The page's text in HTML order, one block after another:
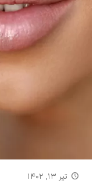
تیر ۱۳, ۱۴۰۲